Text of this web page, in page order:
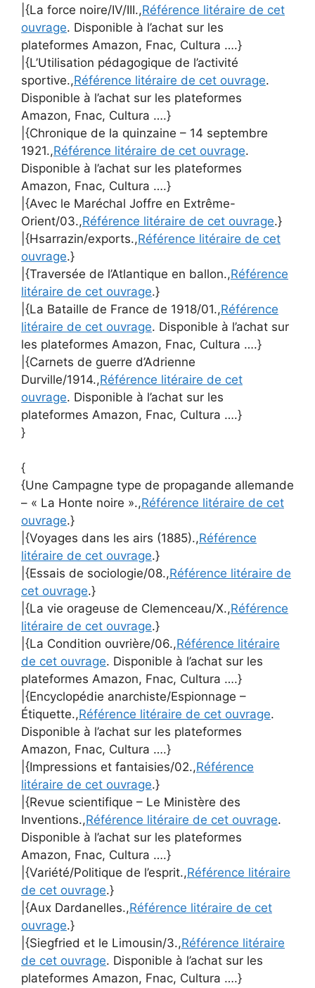
|{La force noire/IV/III.,Référence litéraire de cet
ouvrage. Disponible à l’achat sur les
plateformes Amazon, Fnac, Cultura ….}
|{L’Utilisation pédagogique de l’activité
sportive.,Référence litéraire de cet ouvrage.
Disponible à l’achat sur les plateformes
Amazon, Fnac, Cultura ….}
|{Chronique de la quinzaine – 14 septembre
1921.,Référence litéraire de cet ouvrage.
Disponible à l’achat sur les plateformes
Amazon, Fnac, Cultura ….}
|{Avec le Maréchal Joffre en Extrême-
Orient/03.,Référence litéraire de cet ouvrage.}
|{Hsarrazin/exports.,Référence litéraire de cet
ouvrage.}
|{Traversée de l’Atlantique en ballon.,Référence
litéraire de cet ouvrage.}
|{La Bataille de France de 1918/01.,Référence
litéraire de cet ouvrage. Disponible à l’achat sur
les plateformes Amazon, Fnac, Cultura ….}
|{Carnets de guerre d’Adrienne
Durville/1914.,Référence litéraire de cet
ouvrage. Disponible à l’achat sur les
plateformes Amazon, Fnac, Cultura ….}
}
{
{Une Campagne type de propagande allemande
– « La Honte noire ».,Référence litéraire de cet
ouvrage.}
|{Voyages dans les airs (1885).,Référence
litéraire de cet ouvrage.}
|{Essais de sociologie/08.,Référence litéraire de
cet ouvrage.}
|{La vie orageuse de Clemenceau/X.,Référence
litéraire de cet ouvrage.}
|{La Condition ouvrière/06.,Référence litéraire
de cet ouvrage. Disponible à l’achat sur les
plateformes Amazon, Fnac, Cultura ….}
|{Encyclopédie anarchiste/Espionnage –
Étiquette.,Référence litéraire de cet ouvrage.
Disponible à l’achat sur les plateformes
Amazon, Fnac, Cultura ….}
|{Impressions et fantaisies/02.,Référence
litéraire de cet ouvrage.}
|{Revue scientifique – Le Ministère des
Inventions.,Référence litéraire de cet ouvrage.
Disponible à l’achat sur les plateformes
Amazon, Fnac, Cultura ….}
|{Variété/Politique de l’esprit.,Référence litéraire
de cet ouvrage.}
|{Aux Dardanelles.,Référence litéraire de cet
ouvrage.}
|{Siegfried et le Limousin/3.,Référence litéraire
de cet ouvrage. Disponible à l’achat sur les
plateformes Amazon, Fnac, Cultura ….}